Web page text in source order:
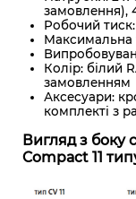
замовлення),
Робочий
Максимальна
Колір: білий
замовленням
Аксесуари:
комплекті з
Вигляд з боку
Compact 11